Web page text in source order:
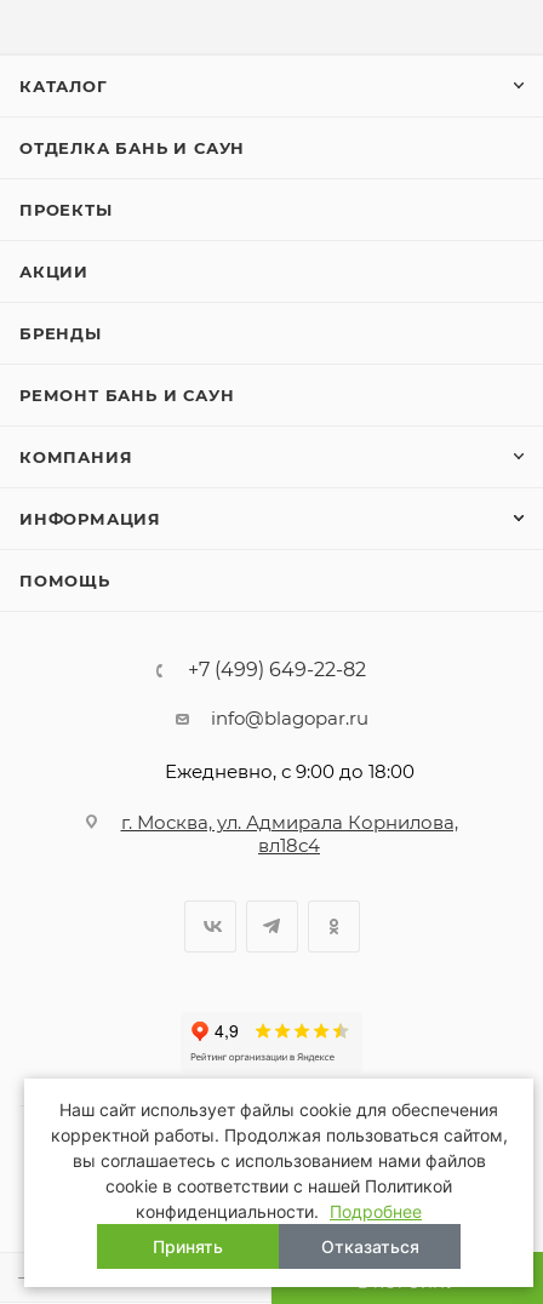
В КОРЗИНУ
КАТАЛОГ
ОТДЕЛКА БАНЬ И САУН
ПРОЕКТЫ
АКЦИИ
БРЕНДЫ
РЕМОНТ БАНЬ И САУН
КОМПАНИЯ
ИНФОРМАЦИЯ
ПОМОЩЬ
+7 (499) 649-22-82
info@blagopar.ru
Ежедневно, с 9:00 до 18:00
г. Москва, ул. Адмирала Корнилова,
вл18с4
2026 © Благопар
Наш сайт использует файлы cookie для обеспечения
корректной работы. Продолжая пользоваться сайтом,
вы соглашаетесь с использованием нами файлов
cookie в соответствии с нашей Политикой
конфиденциальности.
Подробнее
Принять
Отказаться